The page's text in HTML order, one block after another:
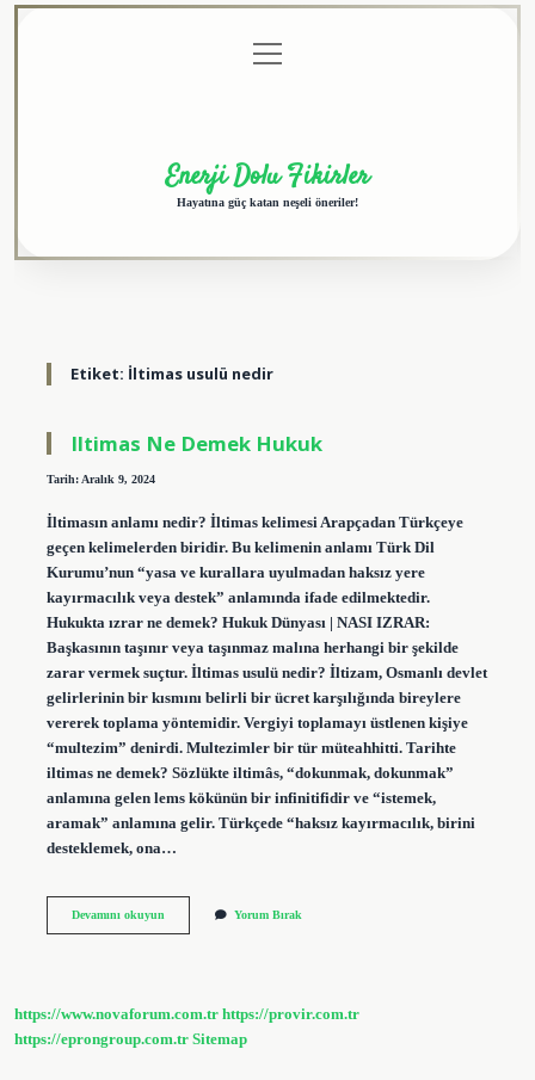
menüyü
aç
Enerji Dolu Fikirler
Hayatına güç katan neşeli öneriler!
Etiket: İltimas usulü nedir
Iltimas Ne Demek Hukuk
Tarih: Aralık 9, 2024
İltimasın anlamı nedir? İltimas kelimesi Arapçadan Türkçeye
geçen kelimelerden biridir. Bu kelimenin anlamı Türk Dil
Kurumu’nun “yasa ve kurallara uyulmadan haksız yere
kayırmacılık veya destek” anlamında ifade edilmektedir.
Hukukta ızrar ne demek? Hukuk Dünyası | NASI IZRAR:
Başkasının taşınır veya taşınmaz malına herhangi bir şekilde
zarar vermek suçtur. İltimas usulü nedir? İltizam, Osmanlı devlet
gelirlerinin bir kısmını belirli bir ücret karşılığında bireylere
vererek toplama yöntemidir. Vergiyi toplamayı üstlenen kişiye
“multezim” denirdi. Multezimler bir tür müteahhitti. Tarihte
iltimas ne demek? Sözlükte iltimâs, “dokunmak, dokunmak”
anlamına gelen lems kökünün bir infinitifidir ve “istemek,
aramak” anlamına gelir. Türkçede “haksız kayırmacılık, birini
desteklemek, ona…
Devamını okuyunIltimas
Yorum Bırak
https://www.novaforum.com.tr https://provir.com.tr
https://eprongroup.com.tr Sitemap